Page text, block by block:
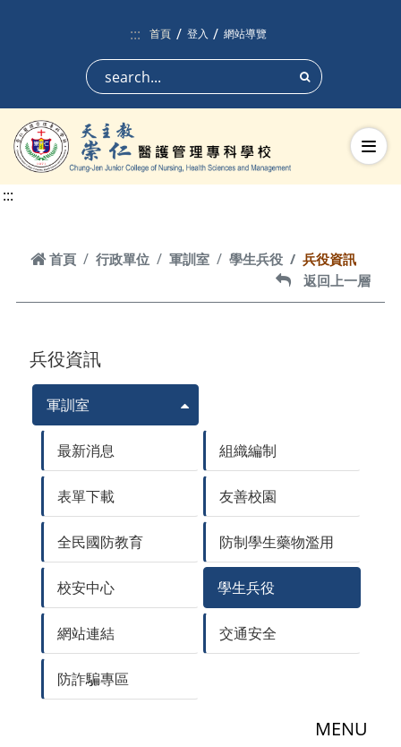
:::
首頁 登入 網站導覽
搜尋
切換
:::
首頁
首頁 行政單位 軍訓室 學生兵役 兵役資訊
返回上一層
返回上一層
兵役資訊
軍訓室
最新消息 組織編制
表單下載 友善校園
全民國防教育 防制學生藥物濫用
校安中心 學生兵役
網站連結 交通安全
防詐騙專區
MENU